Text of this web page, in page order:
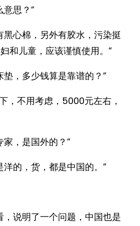
意思？”
黑心棉，另外有胶水，污染挺
和儿童，应该谨慎使用。”
垫，多少钱算是靠谱的？”
，不用考虑，5000元左右，
家，是国外的？”
洋的，货，都是中国的。”
，说明了一个问题，中国也是